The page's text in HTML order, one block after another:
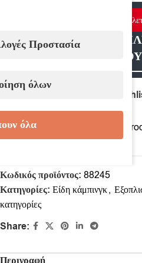
ΑΦΗΣΤΕ ΜΑΣ
Compare Add to
7 People watching this
Κωδικός προϊόντος: 88245
Κατηγορίες: Είδη κάμπινγκ,
κατηγορίες
Share:
Προστασία
όλων
όλα